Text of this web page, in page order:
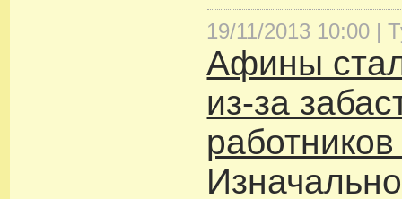
19/11/2013 10:00 |
Афины
из-за